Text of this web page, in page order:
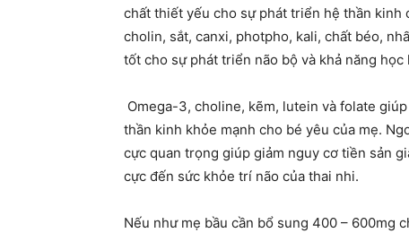
chất thiết yếu cho sự phát triển hệ thần kinh
cholin, sắt, canxi, photpho, kali, chất béo,
tốt cho sự phát triển não bộ và khả năng học
Omega-3, choline, kẽm, lutein và folate
thần kinh khỏe mạnh cho bé yêu của mẹ.
cực quan trọng giúp giảm nguy cơ tiền sản
cực đến sức khỏe trí não của thai nhi.
Nếu như mẹ bầu cần bổ sung 400 – 600mg